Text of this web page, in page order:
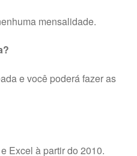
mensalidade.
e você poderá fazer as
Excel à partir do 2010.